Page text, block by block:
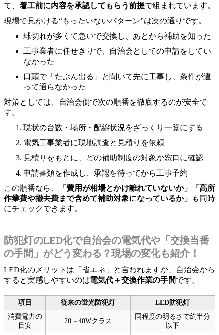
て、 着工前に内容を承認してもらう前提で組まれています。
現場で見かける“もったいないパターン”は次の通りです。
球切れが多くて急いで交換し、あとから補助を知った
工事業者に任せきりで、自治会としての申請をしてい
なかった
口頭で「たぶん出る」と聞いて先に工事し、条件が違
って通らなかった
対策としては、自治会側で次の順番を徹底するのが安全で
す。
現状の台数・場所・配線状況をざっくり一覧にする
電気工事業者に現地調査と見積りを依頼
見積りをもとに、どの補助制度の対象か窓口に確認
申請書類を作成し、承認を待ってから工事予約
この順番なら、
「費用が相場とかけ離れていないか」「高所
作業費や撤去費まで含めて補助対象になっているか」
も同時
にチェックできます。
防犯灯のLED化で自治会の電気代や「交換当番
の手間」がどう変わる？現場の変化も紹介！
LED化のメリットは「省エネ」と言われますが、自治会から
すると実感しやすいのは電気代＋交換作業の手間です。
項目 従来の蛍光防犯灯
LED防犯灯
消費電力の
目安
20～40Wクラス
同程度の明るさで約半分
以下